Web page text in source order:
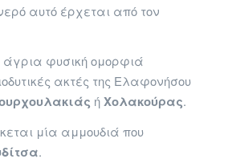
αυτό έρχεται από τον
άγρια φυσική ομορφιά
ακτές της Ελαφονήσου
ήΧολακούρας.
μία αμμουδιά που
.